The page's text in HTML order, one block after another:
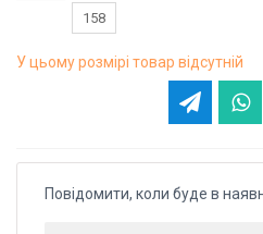
158
У цьому розмірі товар відсутній
Повідомити, коли буде в